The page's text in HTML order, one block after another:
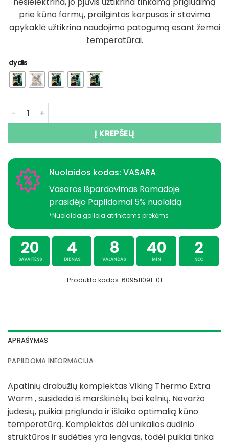
prie kūno formų, prailgintas korpusas ir stovima
apykaklė užtikrina naudojimo patogumą esant žemai
temperatūrai.
dydis
produkto kiekis: -38% Super Kaina 59eur Apatiniai
Į KREPŠELĮ
Nuolaidos kodas: VASARA
Vasaros išpardavimas Romadoje
prasidėjo Papildomai 5% nuolaidą
*Nuolaida galioja atrinktoms prekėms
20
SAVAITĖSS
4
DIENAS
8
VALANDAS
40
MIN
1
SEC
Produkto kodas: 609511091-01
APRAŠYMAS
PAPILDOMA INFORMACIJA
Apatinių drabužių komplektas Viking Thermo Extra
Warm , susideda iš marškinėlių bei kelnių. Nevaržo
judesių, puikiai priglunda ir išlaiko optimalią kūno
temperatūrą. Komplektas dėl unikalios audinio
struktūros ir sudėties yra lengvas, todėl puikiai tinka